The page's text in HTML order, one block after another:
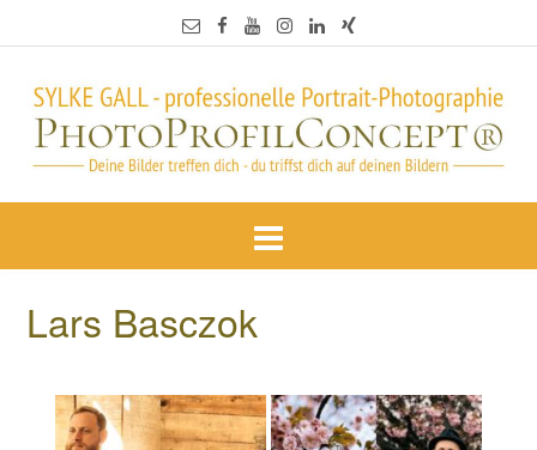
Lars Basczok